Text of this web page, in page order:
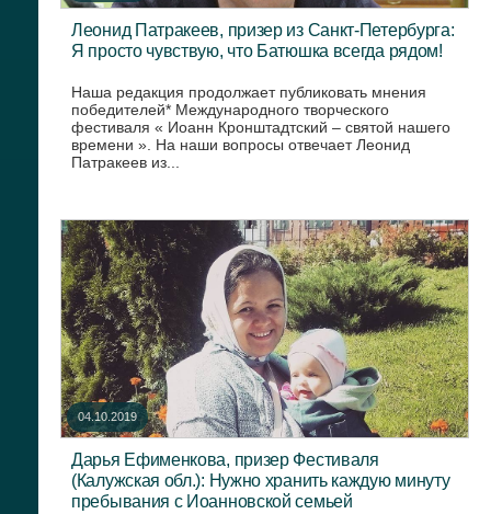
Леонид Патракеев, призер из Санкт-Петербурга:
Я просто чувствую, что Батюшка всегда рядом!
Наша редакция продолжает публиковать мнения
победителей* Международного творческого
фестиваля « Иоанн Кронштадтский – святой нашего
времени ». На наши вопросы отвечает Леонид
Патракеев из...
04.10.2019
Дарья Ефименкова, призер Фестиваля
(Калужская обл.): Нужно хранить каждую минуту
пребывания с Иоанновской семьей